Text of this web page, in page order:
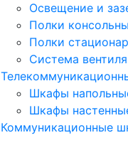
Освещение и
Полки
Полки
Система
Шкафы
Шкафы
Коммуникационные